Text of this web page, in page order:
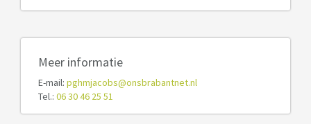
Meer informatie
E-mail: pghmjacobs@onsbrabantnet.nl
Tel.: 06 30 46 25 51